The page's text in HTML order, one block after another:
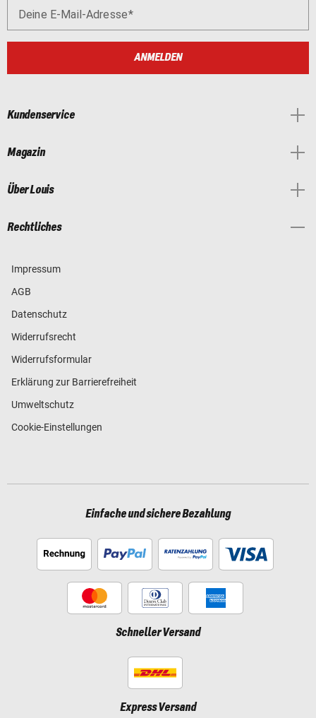
Deine E-Mail-Adresse
ANMELDEN
Kundenservice
Magazin
Über Louis
Rechtliches
Impressum
AGB
Datenschutz
Widerrufsrecht
Widerrufsformular
Erklärung zur Barrierefreiheit
Umweltschutz
Cookie-Einstellungen
Einfache und sichere Bezahlung
Schneller Versand
Express Versand